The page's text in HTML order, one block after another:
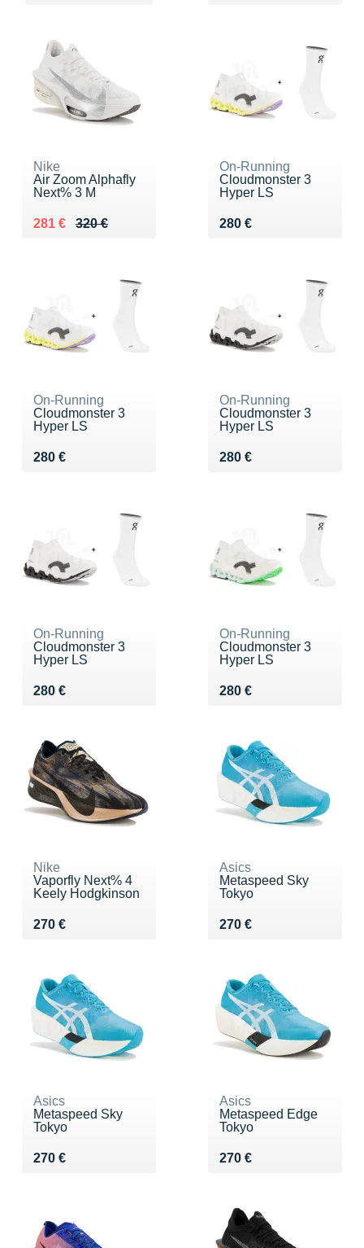
Nike
Air Zoom Alphafly
Next% 3 M
320 €
Au lieu de 320 €
281 €
Vendu 281 €
On-Running
Cloudmonster 3
Hyper LS
280 €
Vendu 280 €
On-Running
Cloudmonster 3
Hyper LS
280 €
Vendu 280 €
On-Running
Cloudmonster 3
Hyper LS
280 €
Vendu 280 €
On-Running
Cloudmonster 3
Hyper LS
280 €
Vendu 280 €
On-Running
Cloudmonster 3
Hyper LS
280 €
Vendu 280 €
Nike
Vaporfly Next% 4
Keely Hodgkinson
270 €
Vendu 270 €
Asics
Metaspeed Sky
Tokyo
270 €
Vendu 270 €
Asics
Metaspeed Sky
Tokyo
270 €
Vendu 270 €
Asics
Metaspeed Edge
Tokyo
270 €
Vendu 270 €